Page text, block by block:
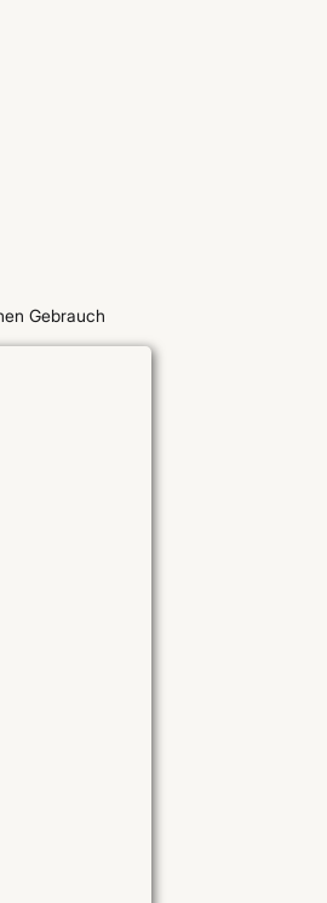
Gebrauch